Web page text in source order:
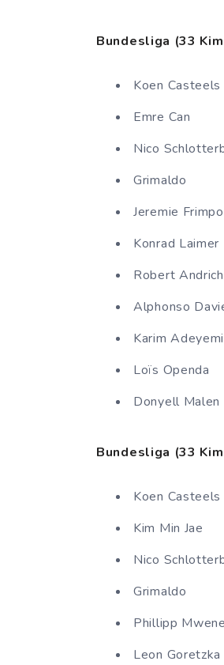
Bundesliga (33
Koen Casteels
Emre Can
Nico
Grimaldo
Jeremie
Konrad Laimer
Robert Andrich
Alphonso
Karim Adeyemi
Loïs Openda
Donyell Malen
Bundesliga (33
Koen Casteels
Kim Min Jae
Nico
Grimaldo
Phillipp
Leon Goretzka